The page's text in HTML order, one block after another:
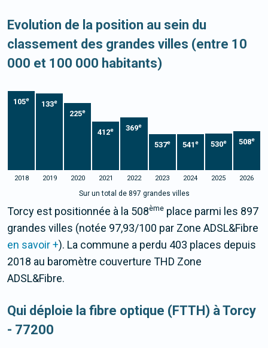
Evolution de la position au sein du
classement des grandes villes (entre 10
000 et 100 000 habitants)
105e
133e
225e
412e 369e
537e 541 e 530e 508e
2018 2019 2020 2021 2022 2023 2024 2025 2026
Sur un total de 897 grandes villes
Torcy est positionnée à la 508ème place parmi les 897
grandes villes (notée 97,93/100 par Zone ADSL&Fibre
en savoir +). La commune a perdu 403 places depuis
2018 au baromètre couverture THD Zone
ADSL&Fibre.
Qui déploie la fibre optique (FTTH) à Torcy
- 77200